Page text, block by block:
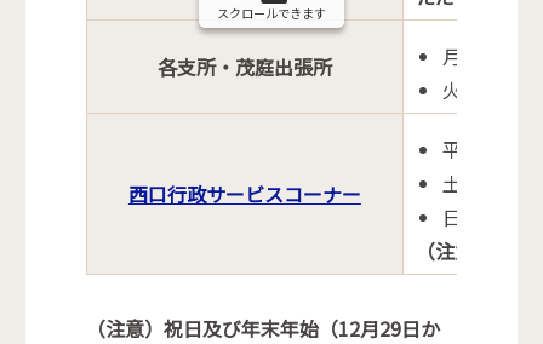
各支所・茂庭出張所
月曜日（
火曜日か
西口行政サービスコーナー
平日の午
土曜日の
日曜日の
（注意）毎
スクロールできます
（注意）祝日及び年末年始（12月29日か